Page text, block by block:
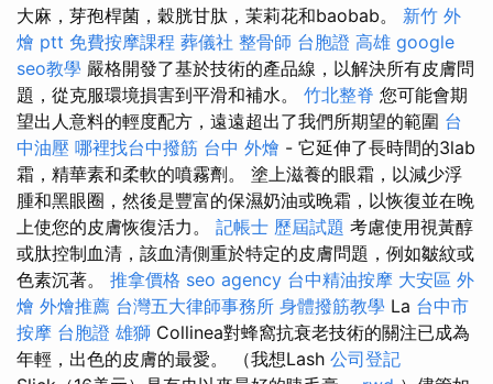
大麻，芽孢桿菌，穀胱甘肽，茉莉花和baobab。 新竹 外
燴 ptt 免費按摩課程 葬儀社 整骨師 台胞證 高雄 google
seo教學 嚴格開發了基於技術的產品線，以解決所有皮膚問
題，從克服環境損害到平滑和補水。 竹北整脊 您可能會期
望出人意料的輕度配方，遠遠超出了我們所期望的範圍 台
中油壓 哪裡找台中撥筋 台中 外燴 - 它延伸了長時間的3lab
霜，精華素和柔軟的噴霧劑。 塗上滋養的眼霜，以減少浮
腫和黑眼圈，然後是豐富的保濕奶油或晚霜，以恢復並在晚
上使您的皮膚恢復活力。 記帳士 歷屆試題 考慮使用視黃醇
或肽控制血清，該血清側重於特定的皮膚問題，例如皺紋或
色素沉著。 推拿價格 seo agency 台中精油按摩 大安區 外
燴 外燴推薦 台灣五大律師事務所 身體撥筋教學 La 台中市
按摩 台胞證 雄獅 Collinea對蜂窩抗衰老技術的關注已成為
年輕，出色的皮膚的最愛。 （我想Lash 公司登記